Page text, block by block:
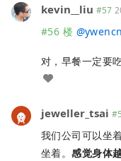
kevin__liu #57
#56 楼 @ywencn
对，早餐一定要
jeweller_tsai
我们公司可以坐
坐着。感觉身体